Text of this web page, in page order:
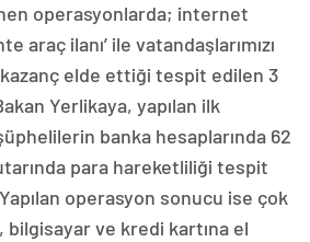
operasyonlarda; internet
araç ilanı’ ile vatandaşlarımızı
kazanç elde ettiği tespit edilen 3
Yerlikaya, yapılan ilk
banka hesaplarında 62
para hareketliliği tespit
operasyon sonucu ise çok
bilgisayar ve kredi kartına el